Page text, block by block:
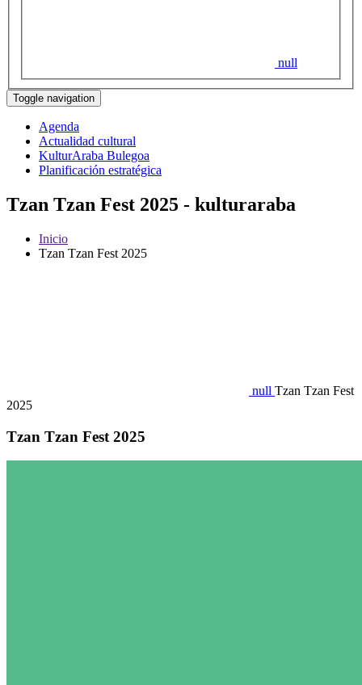
null
Toggle navigation
Agenda
Actualidad cultural
KulturAraba Bulegoa
Planificación estratégica
Tzan Tzan Fest 2025 - kulturaraba
Inicio
Tzan Tzan Fest 2025
null Tzan Tzan Fest
2025
Tzan Tzan Fest 2025